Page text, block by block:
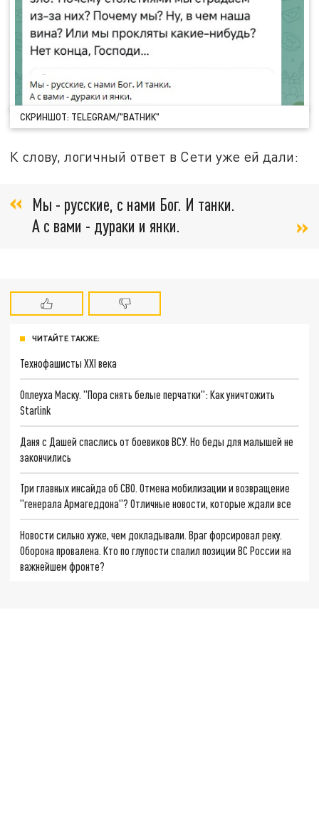
СКРИНШОТ: TELEGRAM/"ВАТНИК"
К слову, логичный ответ в Сети уже ей дали:
Мы - русские, с нами Бог. И танки.
А с вами - дураки и янки.
ЧИТАЙТЕ ТАКЖЕ:
Технофашисты XXI века
Оплеуха Маску. "Пора снять белые перчатки": Как уничтожить
Starlink
Даня с Дашей спаслись от боевиков ВСУ. Но беды для малышей не
закончились
Три главных инсайда об СВО. Отмена мобилизации и возвращение
"генерала Армагеддона"? Отличные новости, которые ждали все
Новости сильно хуже, чем докладывали. Враг форсировал реку.
Оборона провалена. Кто по глупости спалил позиции ВС России на
важнейшем фронте?